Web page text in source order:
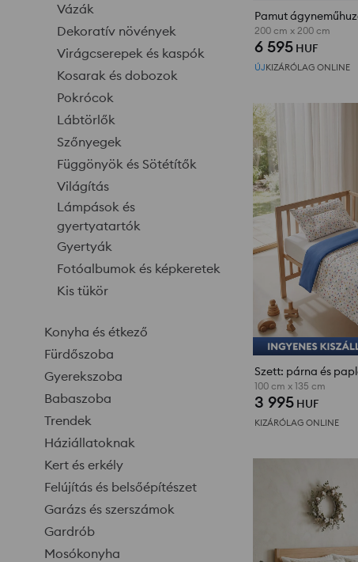
Vázák
Dekoratív növények
Virágcserepek és kaspók
Kosarak és dobozok
Pokrócok
Lábtörlők
Szőnyegek
Függönyök és Sötétítők
Világítás
Lámpások és
gyertyatartók
Gyertyák
Fotóalbumok és képkeretek
Kis tükör
Konyha és étkező
Fürdőszoba
Gyerekszoba
Babaszoba
Trendek
Háziállatoknak
Kert és erkély
Felújítás és belsőépítészet
Garázs és szerszámok
Gardrób
Mosókonyha
200 cm x 200 cm
6 595 HUF
ÚJKIZÁRÓLAG ONLINE
100 cm x 135 cm
3 995 HUF
KIZÁRÓLAG ONLINE